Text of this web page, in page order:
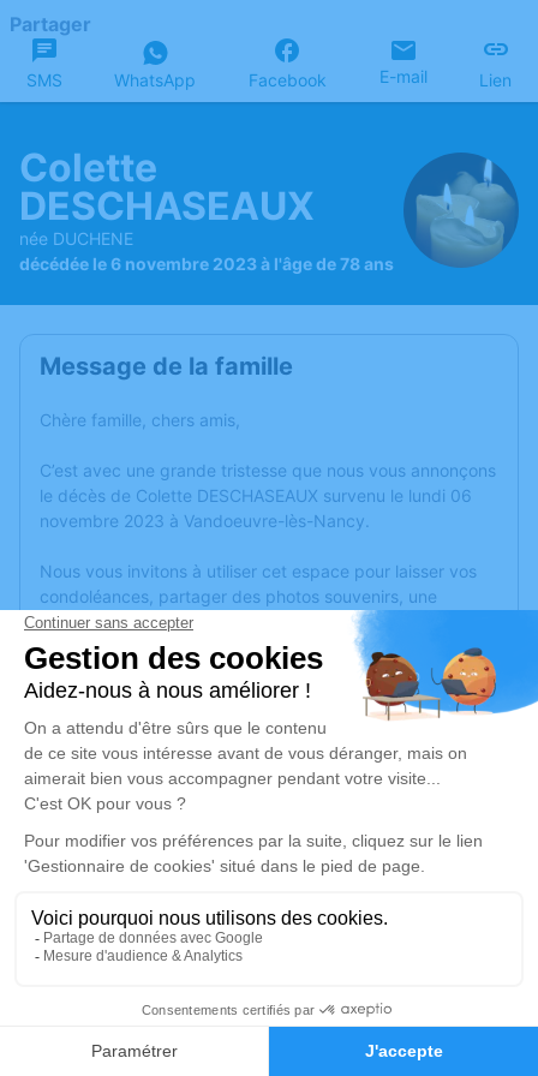
Faire-part Hommages
Partager
SMS WhatsApp Facebook E-mail Lien
Colette
DESCHASEAUX
née DUCHENE
décédée le 6 novembre 2023 à l'âge de 78 ans
Message de la famille
Chère famille, chers amis,
C’est avec une grande tristesse que nous vous annonçons
le décès de Colette DESCHASEAUX survenu le lundi 06
novembre 2023 à Vandoeuvre-lès-Nancy.
Nous vous invitons à utiliser cet espace pour laisser vos
condoléances, partager des photos souvenirs, une
anecdote ou exprimer vos pensées à travers des poèmes
ou des textes. Cet endroit est un lieu d'expression dédié à
honorer la mémoire de Colette DESCHASEAUX.
Un service de plantation d’arbre hommage estdisponible
ici.
vendredi 10 novembre 2023 à 14h30
Église Saint Blaise de Bellefontaine
Je rends hommage